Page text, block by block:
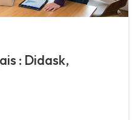
: Didask,